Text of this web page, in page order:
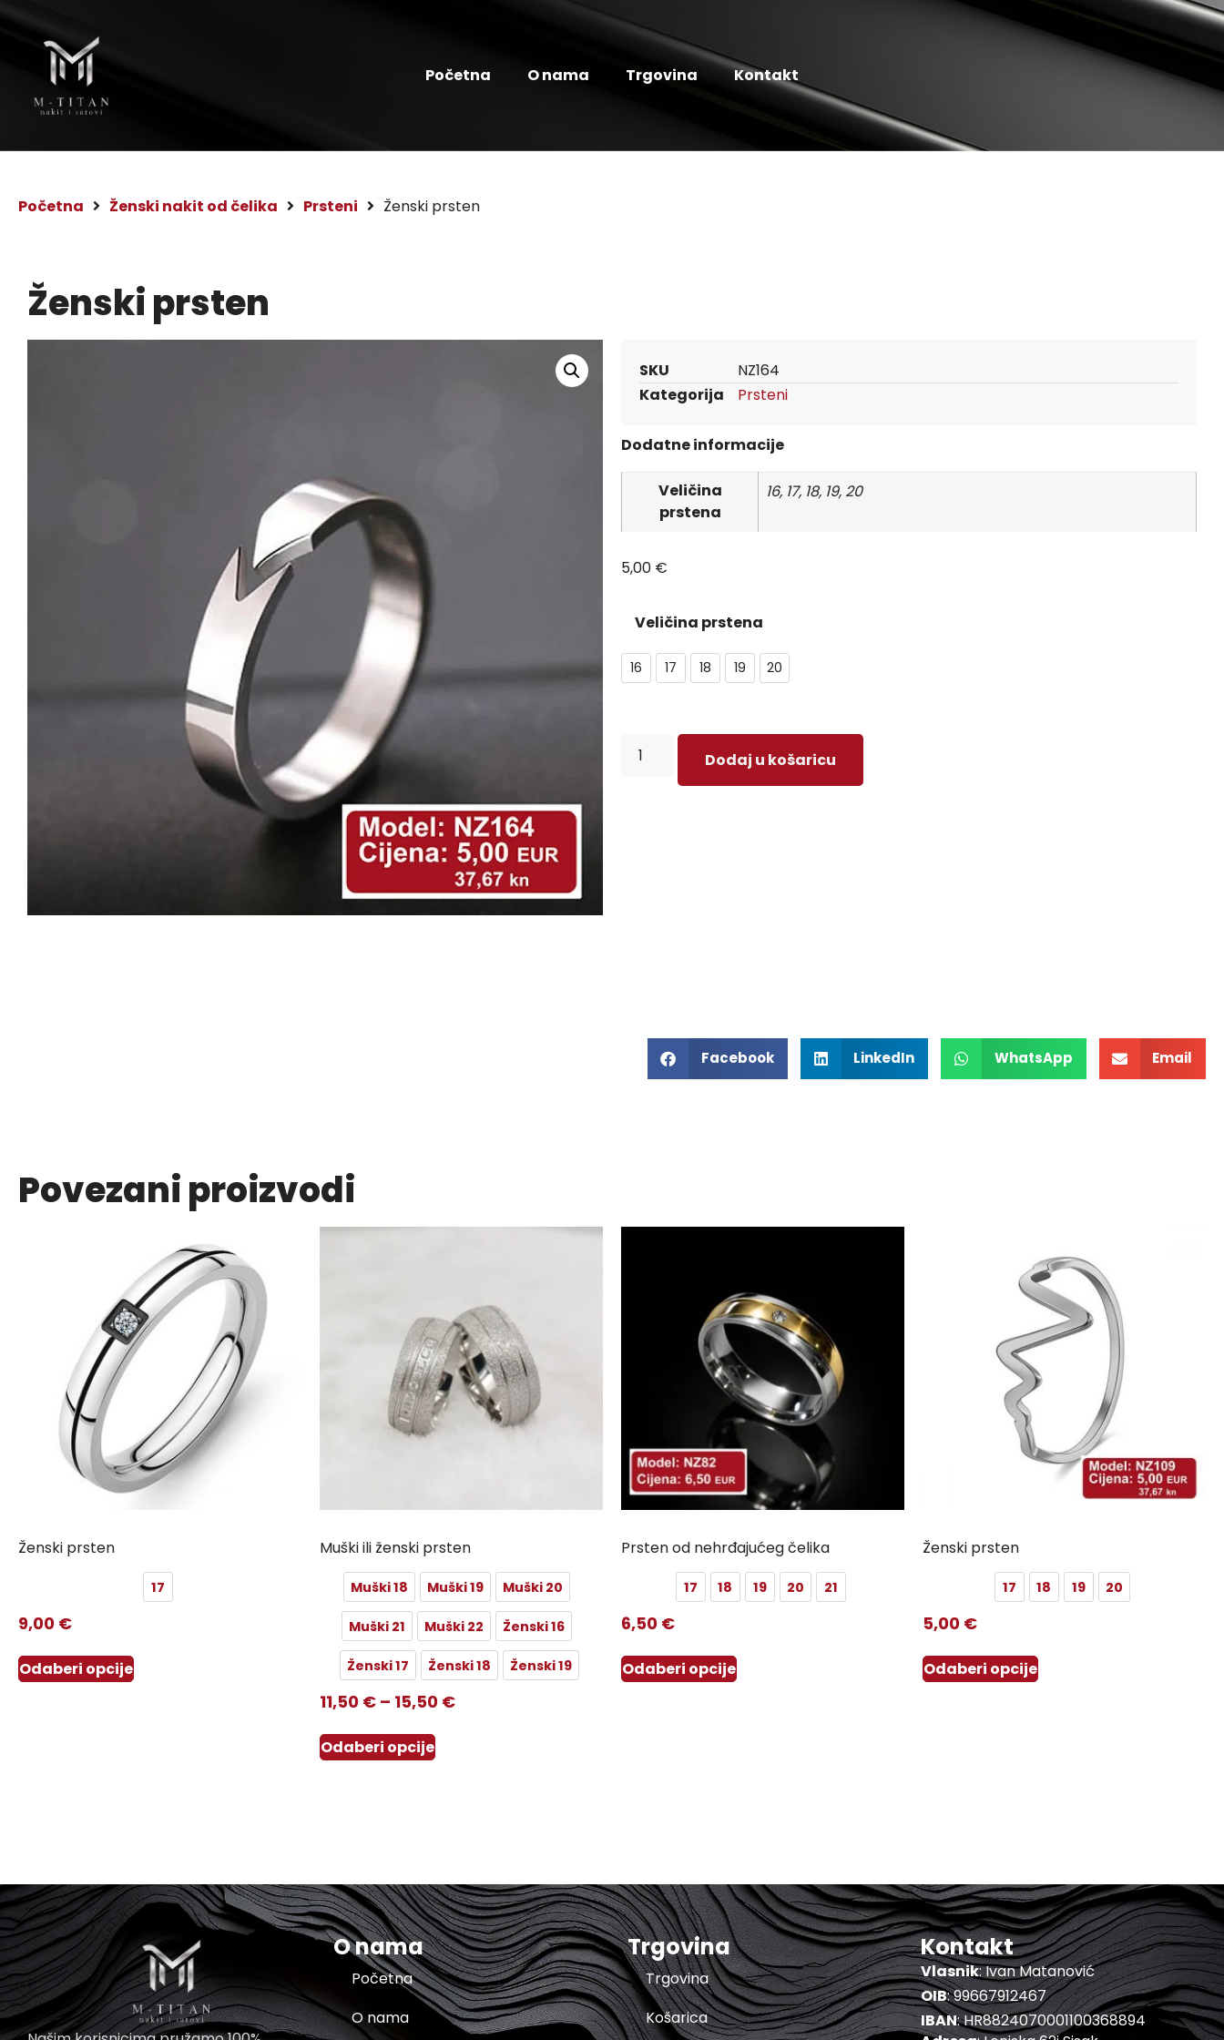
Početna O nama Trgovina Kontakt
Početna Ženski nakit od čelika Prsteni Ženski prsten
Ženski prsten
SKU NZ164
Kategorija Prsteni
Dodatne informacije
Veličina
prstena
16, 17, 18, 19, 20
5,00 €
Veličina prstena
16 17 18 19 20
Dodaj u košaricu
Facebook LinkedIn WhatsApp Email
Povezani proizvodi
Ženski prsten
17
9,00 €
Odaberi opcije
Muški ili ženski prsten
Muški 18 Muški 19 Muški 20
Muški 21 Muški 22 Ženski 16
Ženski 17 Ženski 18 Ženski 19
11,50 € – 15,50 €
Odaberi opcije
Prsten od nehrđajućeg čelika
17 18 19 20 21
6,50 €
Odaberi opcije
Ženski prsten
17 18 19 20
5,00 €
Odaberi opcije
O nama
Početna
O nama
Trgovina
Trgovina
Košarica
Kontakt
Vlasnik: Ivan Matanović
OIB: 99667912467
IBAN: HR8824070001100368894